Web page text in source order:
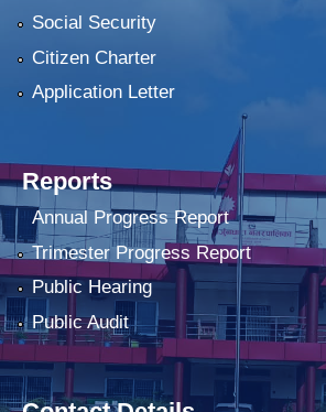
Social Security
Citizen Charter
Application Letter
Reports
Annual Progress Report
Trimester Progress Report
Public Hearing
Public Audit